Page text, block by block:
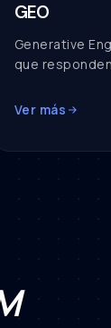
GEO
Generative
que
Ver más